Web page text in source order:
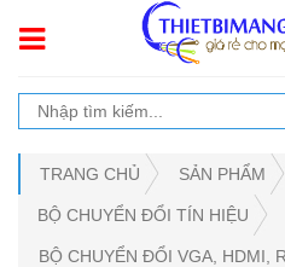
TRANG CHỦ SẢN PHẨM
BỘ CHUYỂN ĐỔI TÍN HIỆU
BỘ CHUYỂN ĐỔI VGA, HDMI,